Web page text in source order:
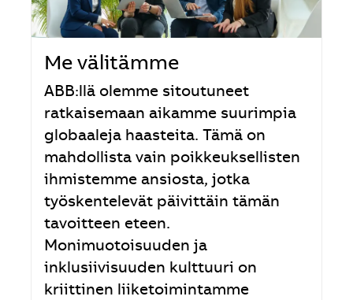
Me välitämme
ABB:llä olemme sitoutuneet
ratkaisemaan aikamme suurimpia
globaaleja haasteita. Tämä on
mahdollista vain poikkeuksellisten
ihmistemme ansiosta, jotka
työskentelevät päivittäin tämän
tavoitteen eteen.
Monimuotoisuuden ja
inklusiivisuuden kulttuuri on
kriittinen liiketoimintamme